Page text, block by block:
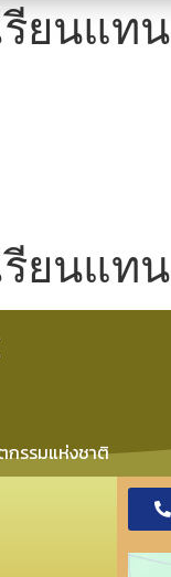
รียนแทน
รียนแทน
กรรมแห่งชาติ